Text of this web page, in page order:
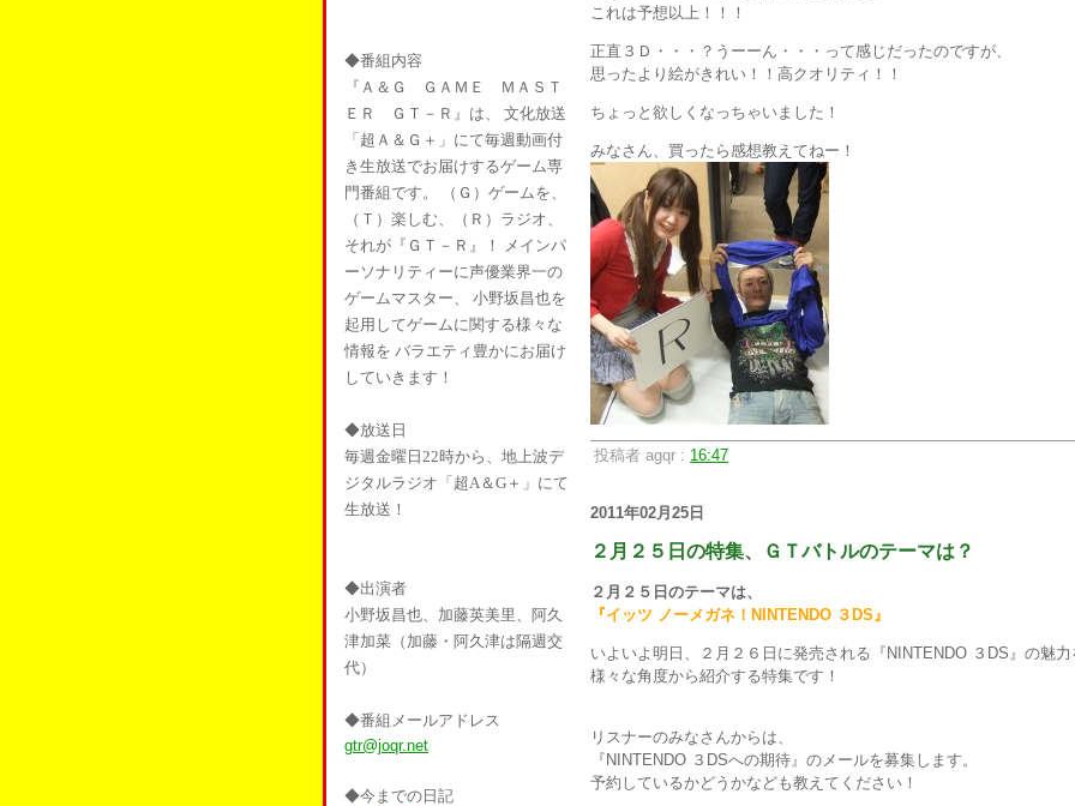
◆番組内容
『Ａ＆Ｇ ＧＡＭＥ ＭＡＳＴ
ＥＲ ＧＴ－Ｒ』は、 文化放送
「超Ａ＆Ｇ＋」にて毎週動画付
き生放送でお届けするゲーム専
門番組です。 （Ｇ）ゲームを、
（Ｔ）楽しむ、（Ｒ）ラジオ、
それが『ＧＴ－Ｒ』！ メインパ
ーソナリティーに声優業界一の
ゲームマスター、 小野坂昌也を
起用してゲームに関する様々な
情報を バラエティ豊かにお届け
していきます！
◆放送日
毎週金曜日22時から、地上波デ
ジタルラジオ「超A＆G＋」にて
生放送！
◆出演者
小野坂昌也、加藤英美里、阿久
津加菜（加藤・阿久津は隔週交
代）
◆番組メールアドレス
gtr@joqr.net
◆今までの日記
これは予想以上！！！
正直３Ｄ・・・？うーーん・・・って感じだったのですが、
思ったより絵がきれい！！高クオリティ！！
ちょっと欲しくなっちゃいました！
みなさん、買ったら感想教えてねー！
投稿者 agqr : 16:47
2011年02月25日
２月２５日の特集、ＧＴバトルのテーマは？
２月２５日のテーマは、
『イッツ ノーメガネ！NINTENDO ３DS』
いよいよ明日、２月２６日に発売される『NINTENDO ３DS』の魅力
様々な角度から紹介する特集です！
リスナーのみなさんからは、
『NINTENDO ３DSへの期待』のメールを募集します。
予約しているかどうかなども教えてください！